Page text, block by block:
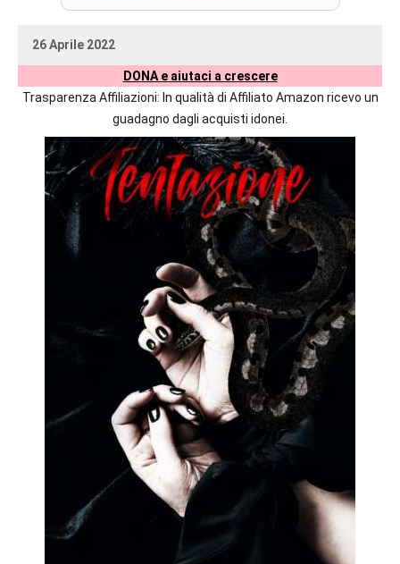
prossime
editoriali
maggiori
italiane
straniere.
26 Aprile 2022
uctil_user
Nessun
DONA e aiutaci a crescere
Trasparenza Affiliazioni: In qualità di Affiliato Amazon ricevo un
guadagno dagli acquisti idonei.